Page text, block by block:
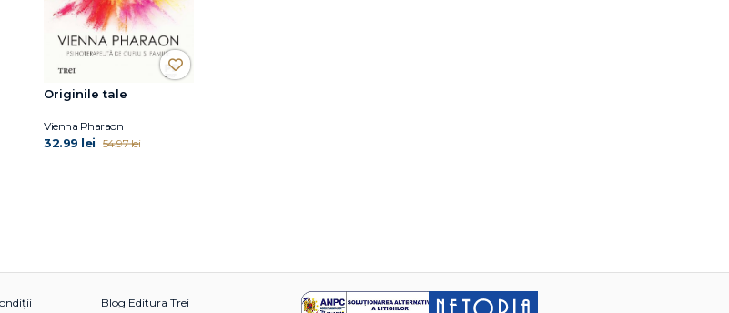
Originile tale
Vienna Pharaon
32.99 lei 54.97 lei
Blog Editura Trei